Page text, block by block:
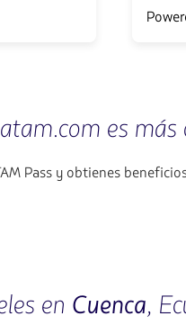
es más
Pass y obtienes
en Cuenca,